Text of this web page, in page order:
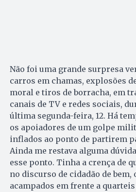
Não foi uma grande surpresa
carros em chamas, explosões
moral e tiros de borracha, em
canais de TV e redes sociais,
última segunda-feira, 12. Há
os apoiadores de um golpe
inflados ao ponto de partirem
Ainda me restava alguma
esse ponto. Tinha a crença de
no discurso de cidadão de bem,
acampados em frente a